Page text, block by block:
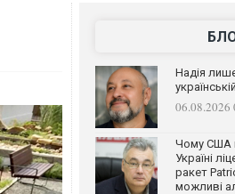
Надія
06.08.2026
Чому США
Україні
ракет
можливі